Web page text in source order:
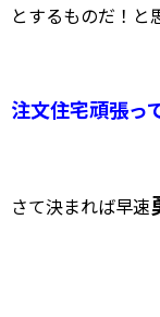
とするものだ！と
注文住宅頑張っ
さて決まれば早速